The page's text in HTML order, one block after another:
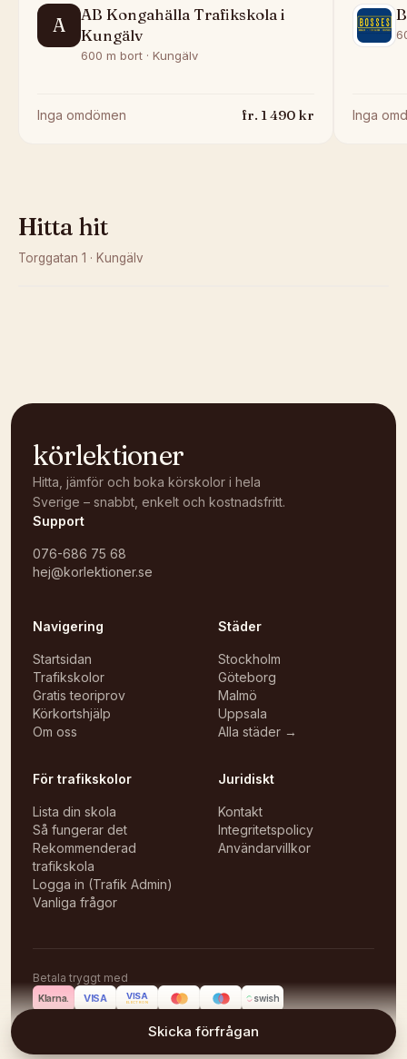
Skicka förfrågan
A
AB Kongahälla Trafikskola i
Kungälv
600 m bort · Kungälv
Inga omdömen fr. 1 490kr Inga
Hitta hit
Torggatan 1 · Kungälv
körlektioner
Hitta, jämför och boka körskolor i hela
Sverige – snabbt, enkelt och kostnadsfritt.
Support
076-686 75 68
hej@korlektioner.se
Navigering
Startsidan
Trafikskolor
Gratis teoriprov
Körkortshjälp
Om oss
Städer
Stockholm
Göteborg
Malmö
Uppsala
Alla städer →
För trafikskolor
Lista din skola
Så fungerar det
Rekommenderad
trafikskola
Logga in (Trafik Admin)
Vanliga frågor
Juridiskt
Kontakt
Integritetspolicy
Användarvillkor
Betala tryggt med
Klarna. VISA VISA
ELECTRON swish